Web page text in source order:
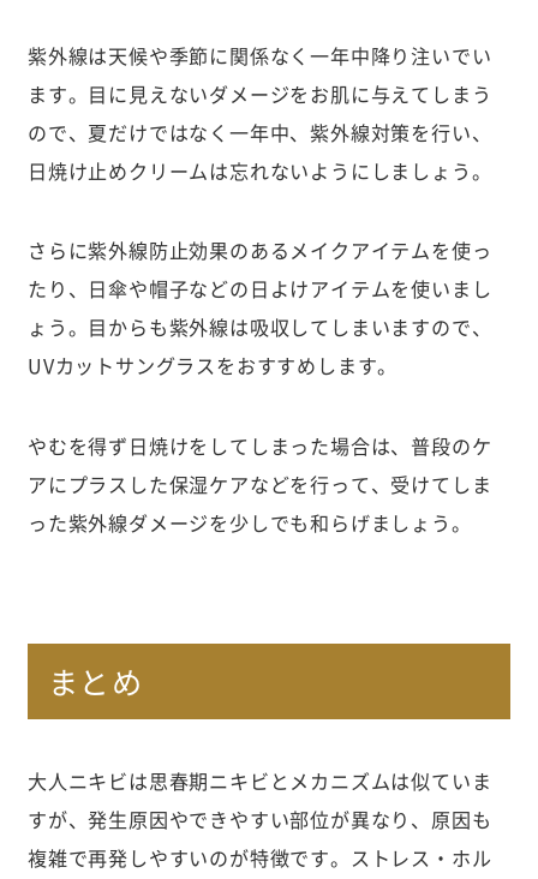
紫外線は天候や季節に関係なく一年中降り注いでい
ます。目に見えないダメージをお肌に与えてしまう
ので、夏だけではなく一年中、紫外線対策を行い、
日焼け止めクリームは忘れないようにしましょう。
さらに紫外線防止効果のあるメイクアイテムを使っ
たり、日傘や帽子などの日よけアイテムを使いまし
ょう。目からも紫外線は吸収してしまいますので、
UVカットサングラスをおすすめします。
やむを得ず日焼けをしてしまった場合は、普段のケ
アにプラスした保湿ケアなどを行って、受けてしま
った紫外線ダメージを少しでも和らげましょう。
まとめ
大人ニキビは思春期ニキビとメカニズムは似ていま
すが、発生原因やできやすい部位が異なり、原因も
複雑で再発しやすいのが特徴です。ストレス・ホル